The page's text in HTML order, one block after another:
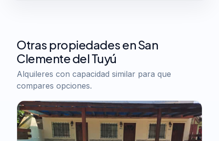
Otras propiedades en San
Clemente del Tuyú
Alquileres con capacidad similar para que
compares opciones.